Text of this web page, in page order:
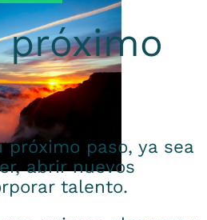
paso, ya sea
abrir nuevos
talento.